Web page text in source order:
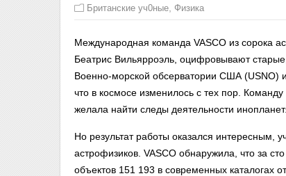
Британские уч0ные Физика
Международная команда VASCO из сорока
Беатрис Вильярроэль, оцифровывают
Военно-морской обсерватории США (USNO)
что в космосе изменилось с тех пор.
желала найти следы деятельности
Но результат работы оказался интересным,
астрофизиков. VASCO обнаружила, что за
объектов 151 193 в современных каталогах